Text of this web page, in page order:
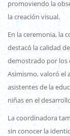
promoviendo la
la creación visual.
En la ceremonia, la
destacó la calidad
demostrado por los
Asimismo, valoró el
asistentes de la
niñas en el
La coordinadora
sin conocer la